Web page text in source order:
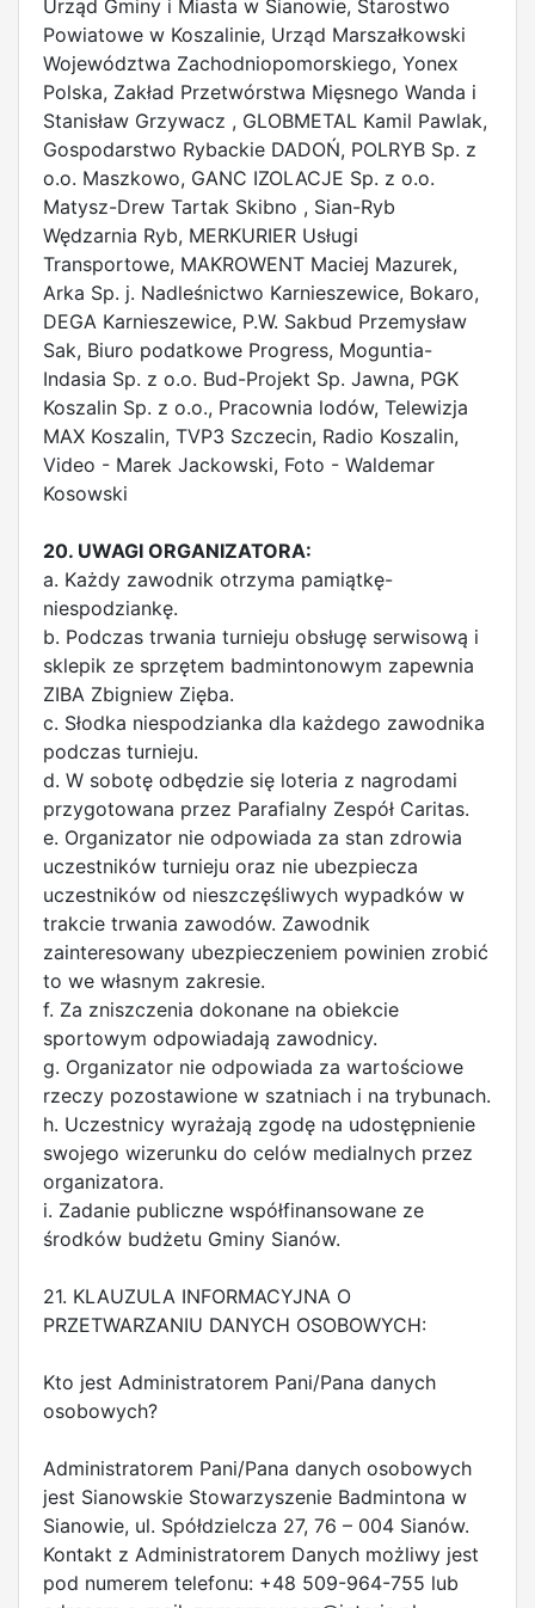
Urząd Gminy i Miasta w Sianowie, Starostwo
Powiatowe w Koszalinie, Urząd Marszałkowski
Województwa Zachodniopomorskiego, Yonex
Polska, Zakład Przetwórstwa Mięsnego Wanda i
Stanisław Grzywacz , GLOBMETAL Kamil Pawlak,
Gospodarstwo Rybackie DADOŃ, POLRYB Sp. z
o.o. Maszkowo, GANC IZOLACJE Sp. z o.o.
Matysz-Drew Tartak Skibno , Sian-Ryb
Wędzarnia Ryb, MERKURIER Usługi
Transportowe, MAKROWENT Maciej Mazurek,
Arka Sp. j. Nadleśnictwo Karnieszewice, Bokaro,
DEGA Karnieszewice, P.W. Sakbud Przemysław
Sak, Biuro podatkowe Progress, Moguntia-
Indasia Sp. z o.o. Bud-Projekt Sp. Jawna, PGK
Koszalin Sp. z o.o., Pracownia lodów, Telewizja
MAX Koszalin, TVP3 Szczecin, Radio Koszalin,
Video - Marek Jackowski, Foto - Waldemar
Kosowski
20. UWAGI ORGANIZATORA:
a. Każdy zawodnik otrzyma pamiątkę-
niespodziankę.
b. Podczas trwania turnieju obsługę serwisową i
sklepik ze sprzętem badmintonowym zapewnia
ZIBA Zbigniew Zięba.
c. Słodka niespodzianka dla każdego zawodnika
podczas turnieju.
d. W sobotę odbędzie się loteria z nagrodami
przygotowana przez Parafialny Zespół Caritas.
e. Organizator nie odpowiada za stan zdrowia
uczestników turnieju oraz nie ubezpiecza
uczestników od nieszczęśliwych wypadków w
trakcie trwania zawodów. Zawodnik
zainteresowany ubezpieczeniem powinien zrobić
to we własnym zakresie.
f. Za zniszczenia dokonane na obiekcie
sportowym odpowiadają zawodnicy.
g. Organizator nie odpowiada za wartościowe
rzeczy pozostawione w szatniach i na trybunach.
h. Uczestnicy wyrażają zgodę na udostępnienie
swojego wizerunku do celów medialnych przez
organizatora.
i. Zadanie publiczne współfinansowane ze
środków budżetu Gminy Sianów.
21. KLAUZULA INFORMACYJNA O
PRZETWARZANIU DANYCH OSOBOWYCH:
Kto jest Administratorem Pani/Pana danych
osobowych?
Administratorem Pani/Pana danych osobowych
jest Sianowskie Stowarzyszenie Badmintona w
Sianowie, ul. Spółdzielcza 27, 76 – 004 Sianów.
Kontakt z Administratorem Danych możliwy jest
pod numerem telefonu: +48 509-964-755 lub